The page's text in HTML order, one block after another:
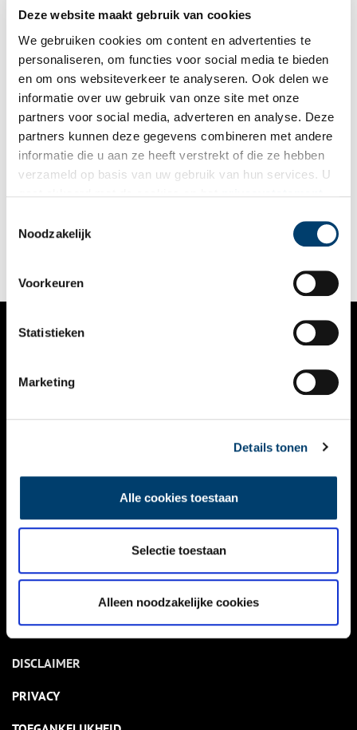
Deze website maakt gebruik van cookies
We gebruiken cookies om content en advertenties te
personaliseren, om functies voor social media te bieden
en om ons websiteverkeer te analyseren. Ook delen we
informatie over uw gebruik van onze site met onze
partners voor social media, adverteren en analyse. Deze
partners kunnen deze gegevens combineren met andere
informatie die u aan ze heeft verstrekt of die ze hebben
verzameld op basis van uw gebruik van hun services. U
Noodzakelijk
Voorkeuren
Statistieken
Marketing
Details tonen
Alle cookies toestaan
Selectie toestaan
Alleen noodzakelijke cookies
Netelsoep en kastanjekoffie: wildplukken in oorlogstijd
In tijden van schaarste grijpen veel mensen terug op
wildplukken, als aanvulling op hun magere dieet. Speciale
eetbaar waren en hoe ze het best bereid konden worden.
NIEUWS
KALENDER
ACTIVITEITEN
NIEUWSBRIEF
DISCLAIMER
PRIVACY